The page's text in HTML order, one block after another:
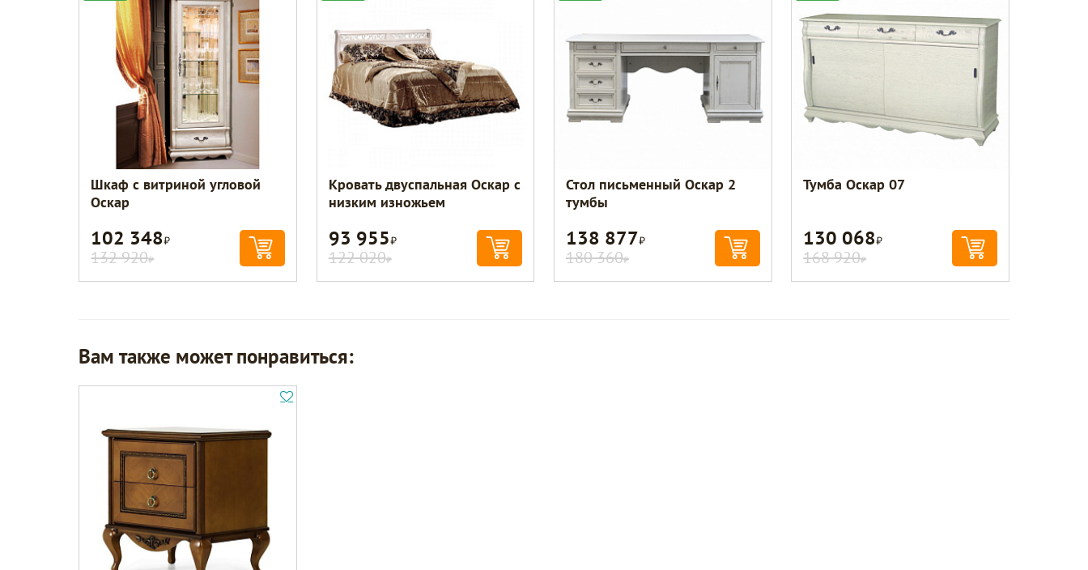
Шкаф с витриной угловой
Оскар
102 348Р
132 920Р
Кровать двуспальная Оскар с
низким изножьем
93 955Р
122 020Р
Стол письменный Оскар 2
тумбы
138 877Р
180 360Р
Тумба Оскар 07
130 068Р
168 920Р
Вам также может понравиться: